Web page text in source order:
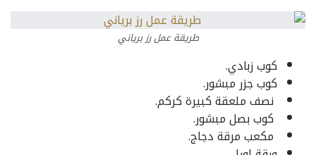
طريقة عمل رز برياني
كوب زبادي.
كوب جزر مبشور.
نصف ملعقة كبيرة كركم.
كوب بصل مبشور.
مكعب مرقة دجاج.